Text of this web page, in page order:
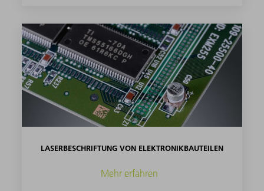
LASERBESCHRIFTUNG VON ELEKTRONIKBAUTEILEN
Mehr erfahren